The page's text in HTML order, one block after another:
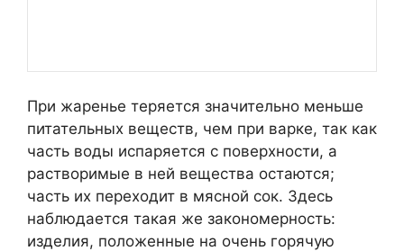
При жаренье теряется значительно меньше
питательных веществ, чем при варке, так как
часть воды испаряется с поверхности, а
растворимые в ней вещества остаются;
часть их переходит в мясной сок. Здесь
наблюдается такая же закономерность:
изделия, положенные на очень горячую